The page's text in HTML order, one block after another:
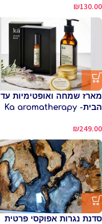
₪130.00
מארז שמחה ואופטימיות עד
הבית- Ka aromatherapy
₪249.00
סדנת נגרות אפוקסי פרטית